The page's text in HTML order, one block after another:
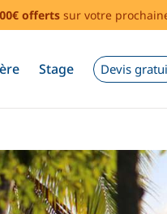
offerts sur votre
Stage Devis